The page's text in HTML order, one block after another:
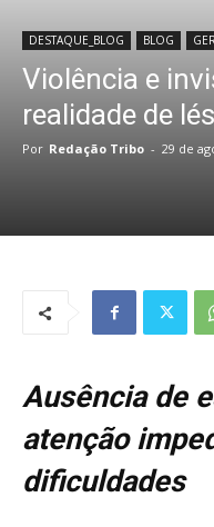
DESTAQUE_BLOG BLOG
Violência e
realidade de
Por Redação Tribo - 29 de
Ausência de
atenção
dificuldades